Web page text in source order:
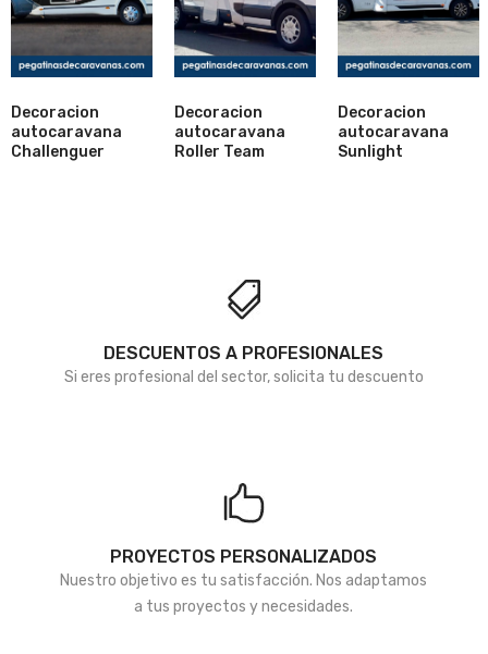
Lista
Decoracion
autocaravana
Challenguer
Lista
Decoracion
autocaravana
Roller Team
Lista
Decoracion
autocaravana
Sunlight
DESCUENTOS A PROFESIONALES
Si eres profesional del sector, solicita tu descuento
PROYECTOS PERSONALIZADOS
Nuestro objetivo es tu satisfacción. Nos adaptamos
a tus proyectos y necesidades.